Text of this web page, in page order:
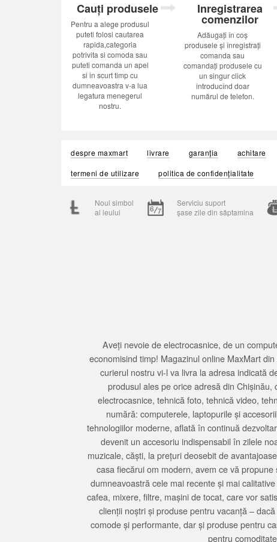
Cauți produsele
Pentru a alege produsul
puteti folosi cautarea
rapida,categoria
potrivita si comoda sau
puteti comanda un apel
si in scurt timp cu
dumneavoastra v-a lua
legatura menegerul
nostru.
Inregistrarea
comenzilor
Adăugați în coș
produsele și înregistrați
comanda sau
comandați produsele cu
un singur click
introducînd doar
numărul de telefon.
despre maxmart livrare garanția achitare
termeni de utilizare
politica de confidențialitate
Noul simbol
al leului
Serviciu suport
șase zile din săptamina
Aveți nevoie de electrocasnice, de un
economisind timp! Magazinul online MaxMart
curierul nostru vi-l va livra la adresa indicată
produsul ales pe orice adresă din
electrocasnice, tehnică foto, tehnică video,
numără: computerele, laptopurile și
tehnologiilor moderne, aflată în continuă
devenit un accesoriu indispensabil în zilele
muzicale, căști, la prețuri deosebit de
casa fiecărui om modern, avem ce vă
dumneavoastră cele mai recente și mai
cafea, mixere, filtre, mașini de tocat, care vor
clienții noștri și produse pentru vacanță –
comode și performante, dar și produse pentru
pentru